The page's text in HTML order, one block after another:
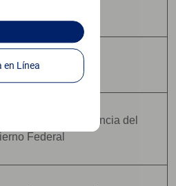
Continúe para entrar en la Banca en Línea
Perder Valor
Depósitos
Por Ninguna Agencia del
Federal